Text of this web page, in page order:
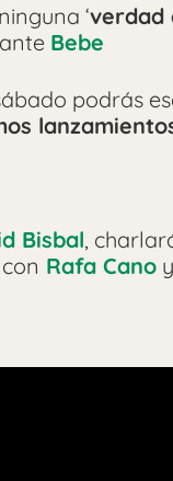
‘verdad
Bebe
podrás
Bisbal,
Rafa Cano y